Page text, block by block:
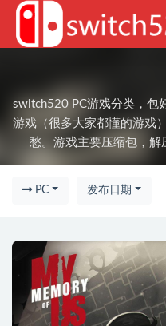
switch520 PC游戏分类，包
游戏（很多大家都懂的游戏
愁。游戏主要压缩包，解
PC 发布日期